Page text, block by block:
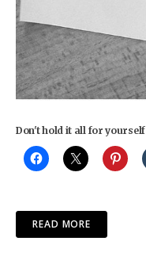
Don't hold it all for yourself
READ MORE